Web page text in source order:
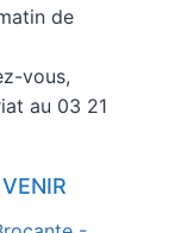
de
vous,
au 03 21